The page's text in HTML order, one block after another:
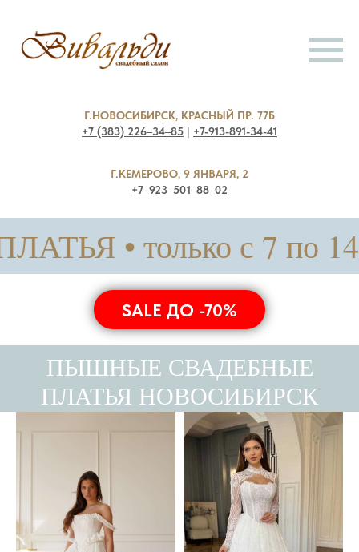
Г.НОВОСИБИРСК, КРАСНЫЙ ПР. 77Б
+7 (383) 226‒34‒85 | +7-913-891-34-41
Г.КЕМЕРОВО, 9 ЯНВАРЯ, 2
+7‒923‒501‒88‒02
с 7 по 14
SALE ДО -70%
ПЫШНЫЕ СВАДЕБНЫЕ
ПЛАТЬЯ НОВОСИБИРСК